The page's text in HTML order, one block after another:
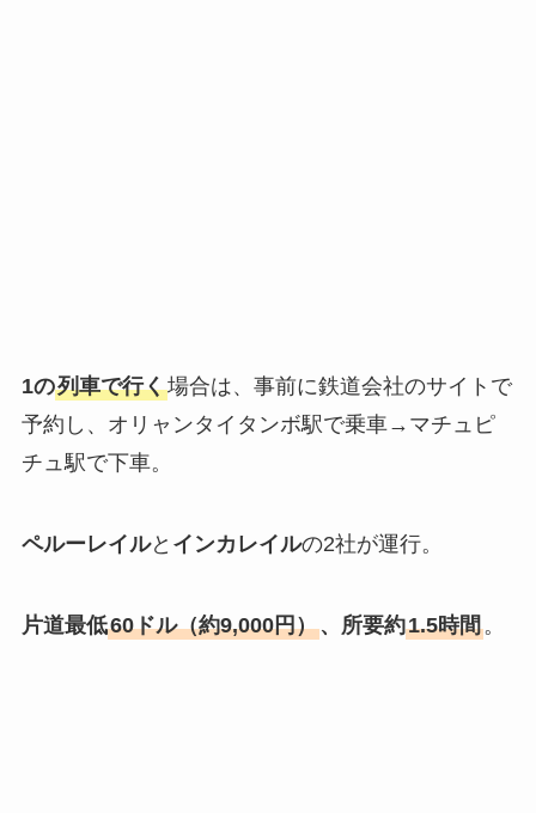
1の列車で行く場合は、事前に鉄道会社のサイトで
予約し、オリャンタイタンボ駅で乗車→マチュピ
チュ駅で下車。
ペルーレイルと インカレイルの2社が運行。
片道最低60ドル（約9,000円）、所要約1.5時間。